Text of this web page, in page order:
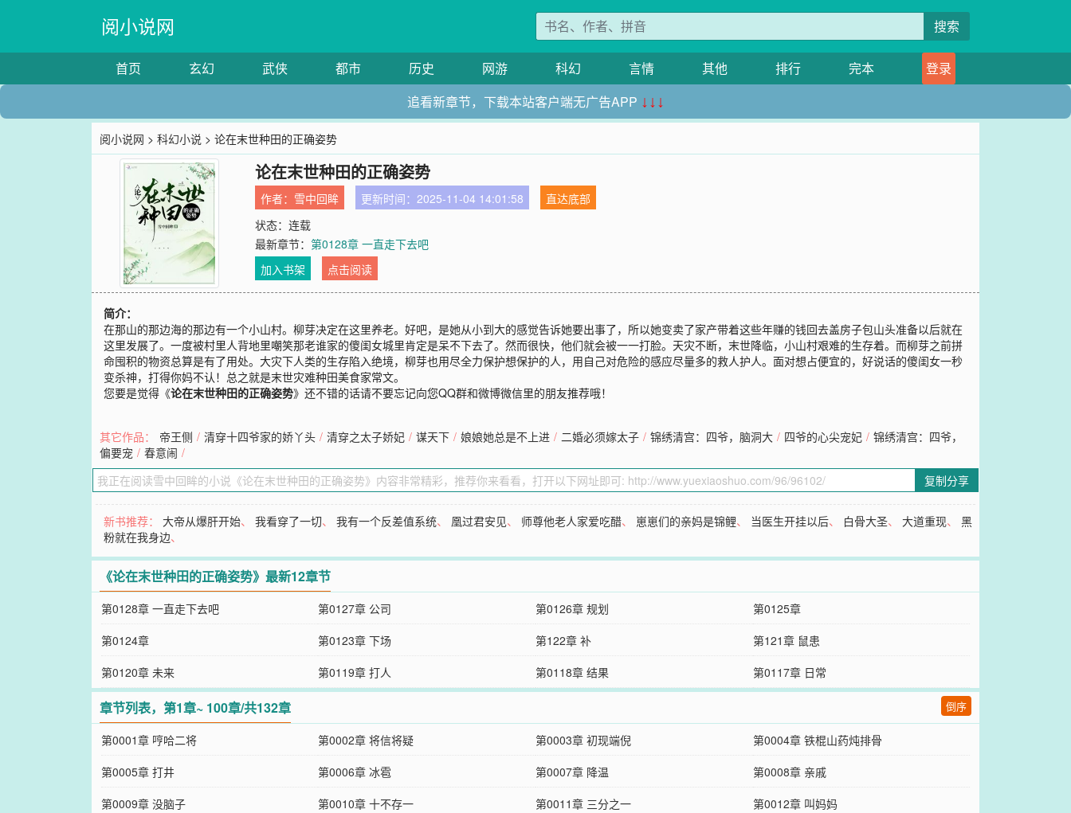
阅小说网 搜索
首页 玄幻 武侠 都市 历史 网游 科幻 言情 其他 排行 完本
登录
追看新章节，下载本站客户端无广告APP ↓↓↓
阅小说网 >科幻小说 > 论在末世种田的正确姿势
论在末世种田的正确姿势
作者： 雪中回眸 更新时间：2025-11-04 14:01:58
直达底部
状态：连载
最新章节：第0128章 一直走下去吧
加入书架
点击阅读
简介：
在那山的那边海的那边有一个小山村。柳芽决定在这里养老。好吧，是她从小到大的感觉告诉她要出事了，所以她变卖了家产带着这些年赚的钱回去盖房子包山头准备以后就在
这里发展了。一度被村里人背地里嘲笑那老谁家的傻闺女城里肯定是呆不下去了。然而很快，他们就会被一一打脸。天灾不断，末世降临，小山村艰难的生存着。而柳芽之前拼
命囤积的物资总算是有了用处。大灾下人类的生存陷入绝境，柳芽也用尽全力保护想保护的人，用自己对危险的感应尽量多的救人护人。面对想占便宜的，好说话的傻闺女一秒
变杀神，打得你妈不认！总之就是末世灾难种田美食家常文。
您要是觉得《论在末世种田的正确姿势》还不错的话请不要忘记向您QQ群和微博微信里的朋友推荐哦！
其它作品： 帝王侧 / 清穿十四爷家的娇丫头 / 清穿之太子娇妃 / 谋天下 / 娘娘她总是不上进 / 二婚必须嫁太子 / 锦绣清宫：四爷，脑洞大 / 四爷的心尖宠妃 / 锦绣清宫：四爷，
偏要宠 / 春意闹 /
复制分享
新书推荐：大帝从爆肝开始、我看穿了一切、我有一个反差值系统、 凰过君安见、 师尊他老人家爱吃醋、 崽崽们的亲妈是锦鲤、 当医生开挂以后、 白骨大圣、大道重现、黑
粉就在我身边、
《论在末世种田的正确姿势》最新12章节
第0128章 一直走下去吧 第0127章 公司 第0126章 规划
第0125章
第0124章
第0123章 下场 第122章 补
第121章 鼠患
第0120章 未来
第0119章 打人 第0118章 结果 第0117章 日常
章节列表，第1章~ 100章/共132章 倒序
第0001章 哼哈二将 第0002章 将信将疑 第0003章 初现端倪
第0004章 铁棍山药炖排骨
第0005章 打井
第0006章 冰雹 第0007章 降温
第0008章 亲戚
第0009章 没脑子
第0010章 十不存一 第0011章 三分之一
第0012章 叫妈妈